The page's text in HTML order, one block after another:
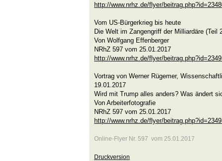
http://www.nrhz.de/flyer/
Vom US-Bürgerkrieg bis heute
Die Welt im Zangengriff der Milliardäre (Teil
Von Wolfgang Effenberger
NRhZ 597 vom 25.01.2017
http://www.nrhz.de/flyer/
Vortrag von Werner Rügemer,
19.01.2017
Wird mit Trump alles anders? Was ändert
Von Arbeiterfotografie
NRhZ 597 vom 25.01.2017
http://www.nrhz.de/flyer/
Online-Flyer Nr. 597 vom 25.01.2017
Druckversion